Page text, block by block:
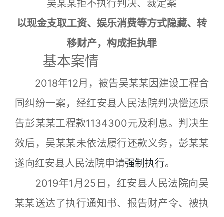
吴某某拒不执行判决、裁定案
以现金支取工资、娱乐消费等方式隐藏、转
移财产，构成拒执罪
基本案情
2018年12月，被告吴某某因建设工程合
同纠纷一案，经红安县人民法院判决偿还原
告彭某某工程款1134300元及利息。判决生
效后，吴某某未依法履行还款义务，彭某某
遂向红安县人民法院申请强制执行。
2019年1月25日，红安县人民法院向吴
某某送达了执行通知书、报告财产令、被执